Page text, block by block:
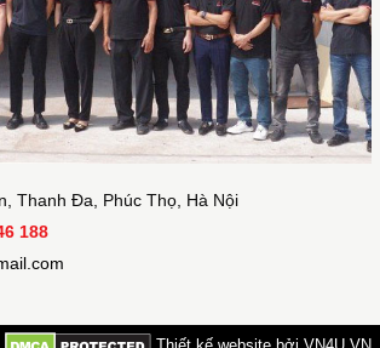
Thanh Đa, Phúc Thọ, Hà Nội
188